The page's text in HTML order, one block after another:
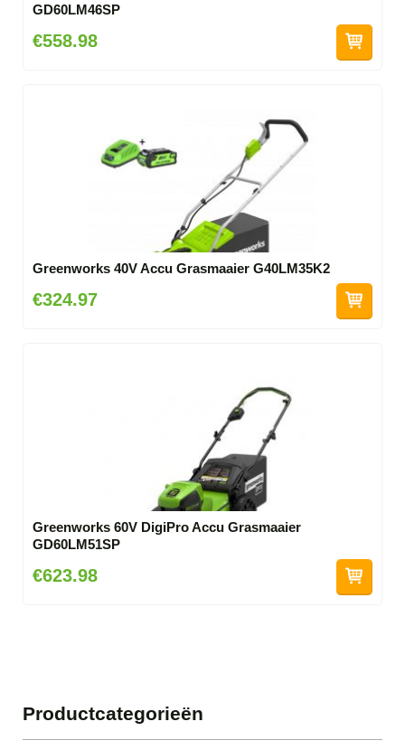
GD60LM46SP
€558.98
Greenworks 40V Accu Grasmaaier G40LM35K2
€324.97
Greenworks 60V DigiPro Accu Grasmaaier
GD60LM51SP
€623.98
Productcategorieën